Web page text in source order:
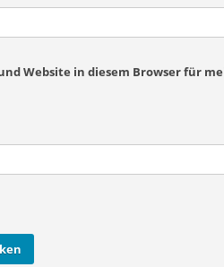
Website in diesem Browser für